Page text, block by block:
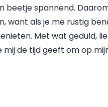
beetje spannend.
want als je me rustig
Met wat geduld,
mij de tijd geeft om op